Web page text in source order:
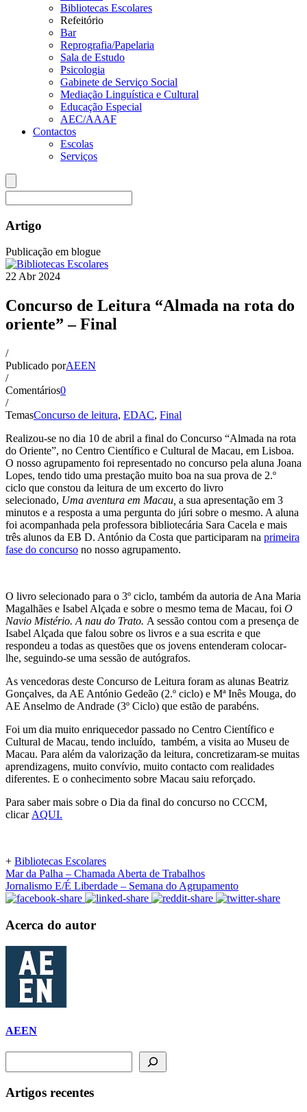
Bibliotecas Escolares
Refeitório
Bar
Reprografia/Papelaria
Sala de Estudo
Psicologia
Gabinete de Serviço Social
Mediação Linguística e Cultural
Educação Especial
AEC/AAAF
Contactos
Escolas
Serviços
Artigo
Publicação em blogue
22Abr 2024
Concurso de Leitura “Almada na rota do
oriente” – Final
/
Publicado porAEEN
/
Comentários0
/
TemasConcurso de leitura, EDAC, Final
Realizou-se no dia 10 de abril a final do Concurso “Almada na rota
do Oriente”, no Centro Científico e Cultural de Macau, em Lisboa.
O nosso agrupamento foi representado no concurso pela aluna Joana
Lopes, tendo tido uma prestação muito boa na sua prova de 2.º
ciclo que constou da leitura de um excerto do livro
selecionado, Uma aventura em Macau, a sua apresentação em 3
minutos e a resposta a uma pergunta do júri sobre o mesmo. A aluna
foi acompanhada pela professora bibliotecária Sara Cacela e mais
três alunos da EB D. António da Costa que participaram na primeira
fase do concurso no nosso agrupamento.
O livro selecionado para o 3º ciclo, também da autoria de Ana Maria
Magalhães e Isabel Alçada e sobre o mesmo tema de Macau, foi O
Navio Mistério. A nau do Trato. A sessão contou com a presença de
Isabel Alçada que falou sobre os livros e a sua escrita e que
respondeu a todas as questões que os jovens entenderam colocar-
lhe, seguindo-se uma sessão de autógrafos.
As vencedoras deste Concurso de Leitura foram as alunas Beatriz
Gonçalves, da AE António Gedeão (2.º ciclo) e Mª Inês Mouga, do
AE Anselmo de Andrade (3º Ciclo) que estão de parabéns.
Foi um dia muito enriquecedor passado no Centro Científico e
Cultural de Macau, tendo incluído, também, a visita ao Museu de
Macau. Para além da valorização da leitura, concretizaram-se muitas
aprendizagens, muito convívio, muito contacto com realidades
diferentes. E o conhecimento sobre Macau saiu reforçado.
Para saber mais sobre o Dia da final do concurso no CCCM,
clicar AQUI.
+ Bibliotecas Escolares
Mar da Palha – Chamada Aberta de Trabalhos
Jornalismo E/É Liberdade – Semana do Agrupamento
Acerca do autor
AEEN
Artigos recentes